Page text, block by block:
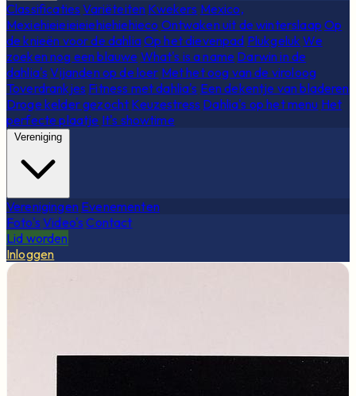
Classificaties Variëteiten Kwekers Mexico,
Mexiehieieieieiehiehiehieco Ontwaken uit de winterslaap Op
de knieën voor de dahliaOp het dievenpad Plukgeluk We
zoeken nog een blauwe What's is a name Darwin in de
dahlia's Vijanden op de loer Met het oog van de viroloog
Toverdrankjes Fitness met dahlia's Een dekentje van bladeren
Droge kelder gezocht Keuzestress Dahlia's op het menu Het
perfecte plaatje It's showtime
Vereniging
Verenigingen Evenementen
Foto's Video's Contact
Lid worden
Inloggen